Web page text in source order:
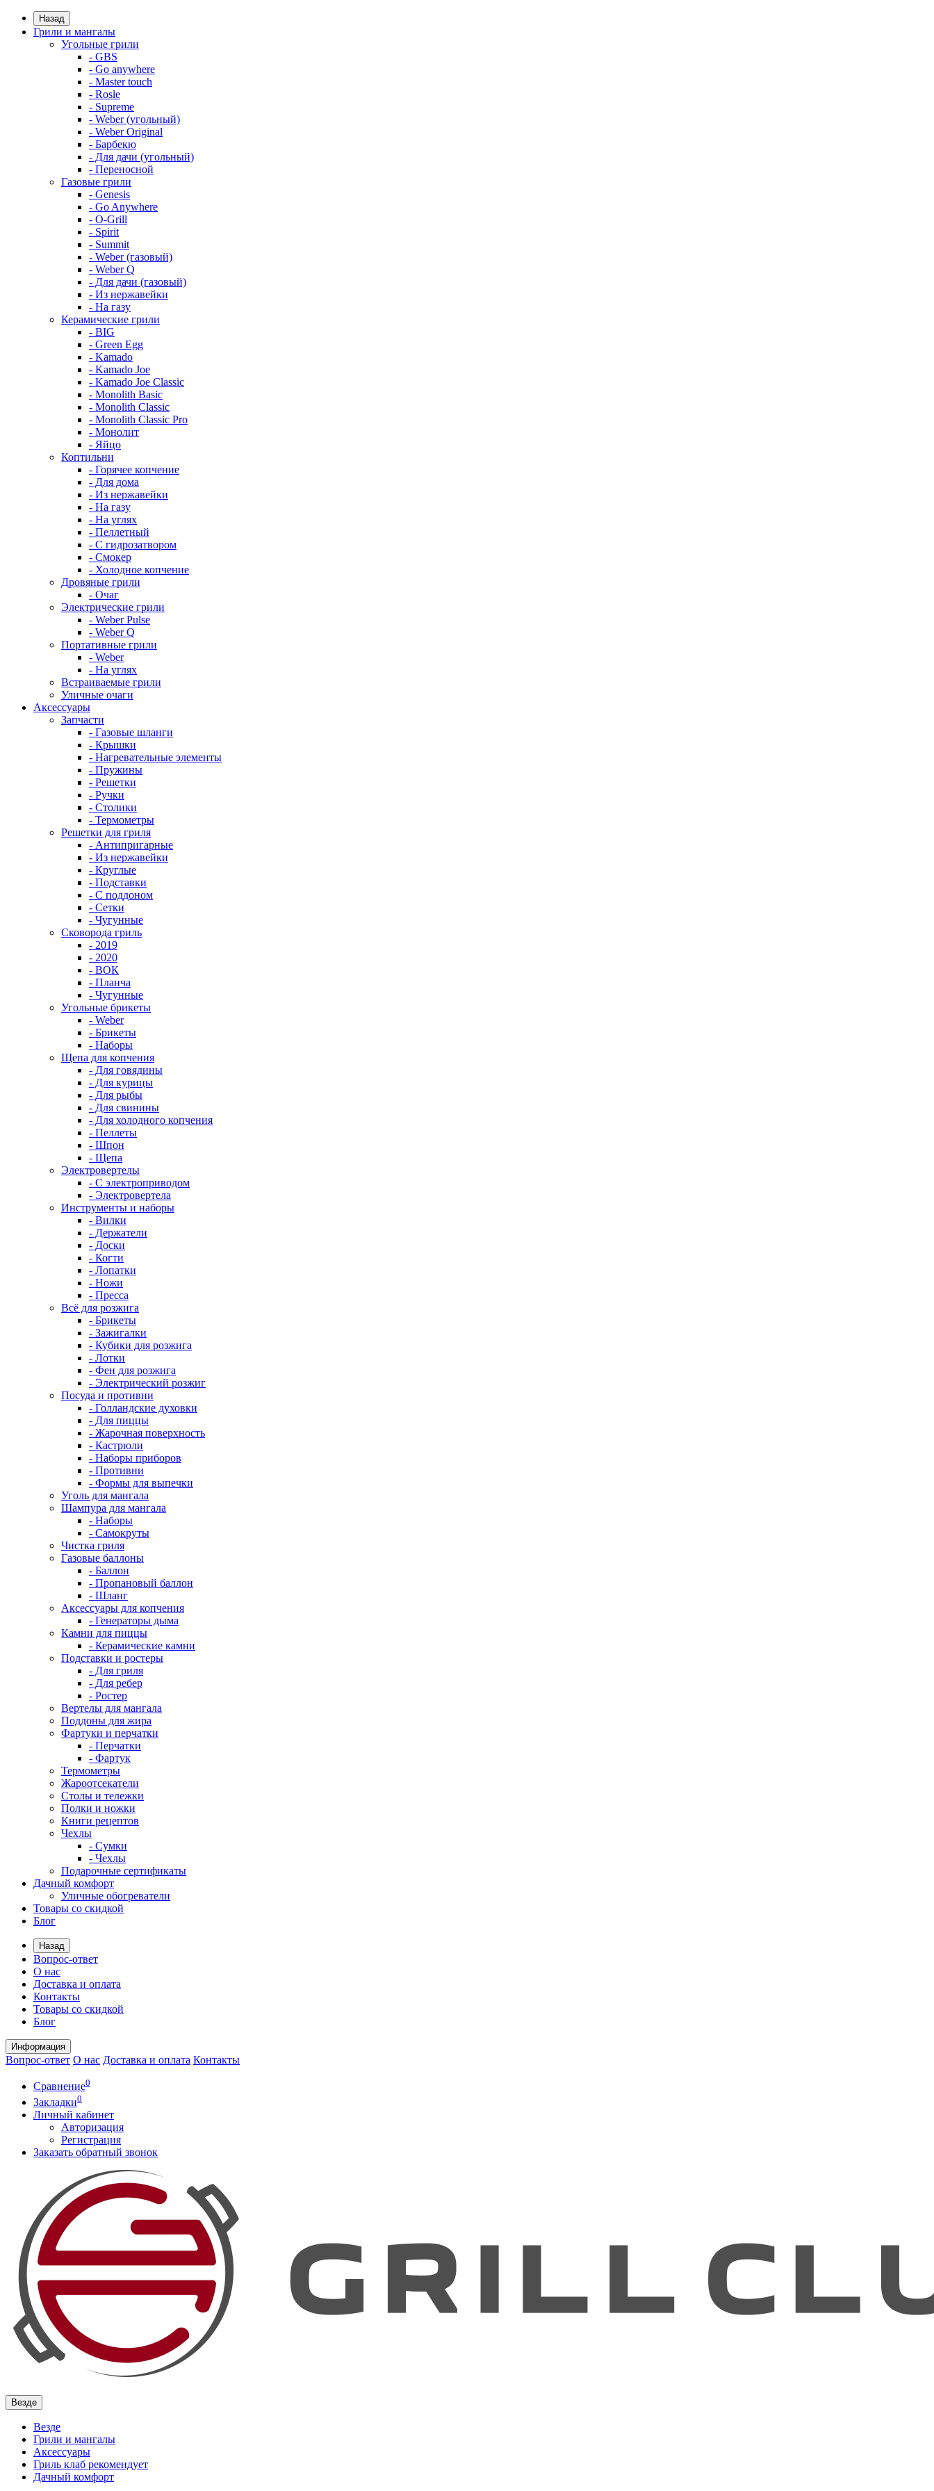
Назад
Грили и мангалы
Угольные грили
- GBS
- Go anywhere
- Master touch
- Rosle
- Supreme
- Weber (угольный)
- Weber Original
- Барбекю
- Для дачи (угольный)
- Переносной
Газовые грили
- Genesis
- Go Anywhere
- O-Grill
- Spirit
- Summit
- Weber (газовый)
- Weber Q
- Для дачи (газовый)
- Из нержавейки
- На газу
Керамические грили
- BIG
- Green Egg
- Kamado
- Kamado Joe
- Kamado Joe Classic
- Monolith Basic
- Monolith Classic
- Monolith Classic Pro
- Монолит
- Яйцо
Коптильни
- Горячее копчение
- Для дома
- Из нержавейки
- На газу
- На углях
- Пеллетный
- С гидрозатвором
- Смокер
- Холодное копчение
Дровяные грили
- Очаг
Электрические грили
- Weber Pulse
- Weber Q
Портативные грили
- Weber
- На углях
Встраиваемые грили
Уличные очаги
Аксессуары
Запчасти
- Газовые шланги
- Крышки
- Нагревательные элементы
- Пружины
- Решетки
- Ручки
- Столики
- Термометры
Решетки для гриля
- Антипригарные
- Из нержавейки
- Круглые
- Подставки
- С поддоном
- Сетки
- Чугунные
Сковорода гриль
- 2019
- 2020
- ВОК
- Планча
- Чугунные
Угольные брикеты
- Weber
- Брикеты
- Наборы
Щепа для копчения
- Для говядины
- Для курицы
- Для рыбы
- Для свинины
- Для холодного копчения
- Пеллеты
- Шпон
- Щепа
Электровертелы
- С электроприводом
- Электровертела
Инструменты и наборы
- Вилки
- Держатели
- Доски
- Когти
- Лопатки
- Ножи
- Пресса
Всё для розжига
- Брикеты
- Зажигалки
- Кубики для розжига
- Лотки
- Фен для розжига
- Электрический розжиг
Посуда и противни
- Голландские духовки
- Для пиццы
- Жарочная поверхность
- Кастрюли
- Наборы приборов
- Противни
- Формы для выпечки
Уголь для мангала
Шампура для мангала
- Наборы
- Самокруты
Чистка гриля
Газовые баллоны
- Баллон
- Пропановый баллон
- Шланг
Аксессуары для копчения
- Генераторы дыма
Камни для пиццы
- Керамические камни
Подставки и ростеры
- Для гриля
- Для ребер
- Ростер
Вертелы для мангала
Поддоны для жира
Фартуки и перчатки
- Перчатки
- Фартук
Термометры
Жароотсекатели
Столы и тележки
Полки и ножки
Книги рецептов
Чехлы
- Сумки
- Чехлы
Подарочные сертификаты
Дачный комфорт
Уличные обогреватели
Товары со скидкой
Блог
Назад
Вопрос-ответ
О нас
Доставка и оплата
Контакты
Товары со скидкой
Блог
Информация
Вопрос-ответ О нас Доставка и оплата Контакты
Сравнение0
Закладки0
Личный кабинет
Авторизация
Регистрация
Заказать обратный звонок
Везде
Везде
Грили и мангалы
Аксессуары
Гриль клаб рекомендует
Дачный комфорт